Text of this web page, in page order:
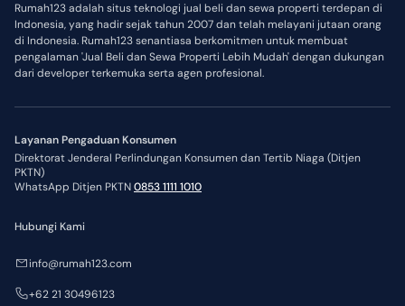
Rumah123 adalah situs teknologi jual beli dan sewa properti terdepan di
Indonesia, yang hadir sejak tahun 2007 dan telah melayani jutaan orang
di Indonesia. Rumah123 senantiasa berkomitmen untuk membuat
pengalaman 'Jual Beli dan Sewa Properti Lebih Mudah' dengan dukungan
dari developer terkemuka serta agen profesional.
Layanan Pengaduan Konsumen
Direktorat Jenderal Perlindungan Konsumen dan Tertib Niaga (Ditjen
PKTN)
WhatsApp Ditjen PKTN0853 1111 1010
Hubungi Kami
info@rumah123.com
+62 21 30496123